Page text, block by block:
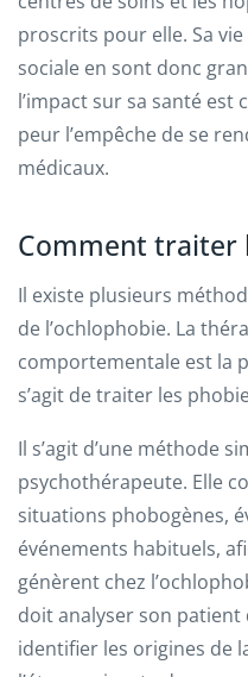
proscrits pour elle. Sa
sociale en sont donc
l’impact sur sa santé
peur l’empêche de se
médicaux.
Comment traiter
Il existe plusieurs
de l’ochlophobie. La
comportementale est la
s’agit de traiter les
Il s’agit d’une méthode
psychothérapeute. Elle
situations phobogènes,
événements habituels,
génèrent chez
doit analyser son patient
identifier les origines de